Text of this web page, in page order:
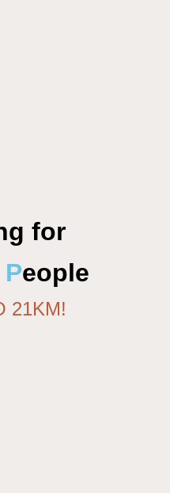
for
People
21KM!